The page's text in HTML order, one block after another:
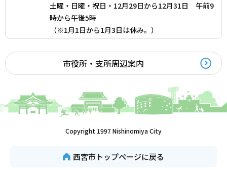
土曜・日曜・祝日・12月29日から12月31日 午前9
時から午後5時
（※1月1日から1月3日は休み。）
市役所・支所周辺案内
Copyright 1997 Nishinomiya City
西宮市トップページに戻る